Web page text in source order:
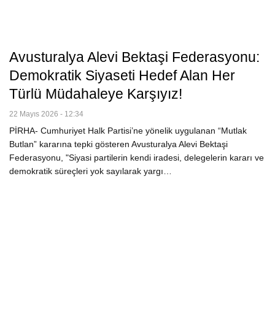
Avusturalya Alevi Bektaşi Federasyonu:
Demokratik Siyaseti Hedef Alan Her
Türlü Müdahaleye Karşıyız!
22 Mayıs 2026 - 12:34
PİRHA- Cumhuriyet Halk Partisi’ne yönelik uygulanan “Mutlak
Butlan” kararına tepki gösteren Avusturalya Alevi Bektaşi
Federasyonu, "Siyasi partilerin kendi iradesi, delegelerin kararı ve
demokratik süreçleri yok sayılarak yargı…